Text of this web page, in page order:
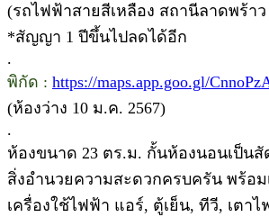
(รถไฟฟ้าสายสีเหลือง สถานีลาดพร้าว
*สัญญา 1 ปีขึ้นไปลดได้อีก
.
พิกัด : https://maps.app.goo.gl/
(ห้องว่าง 10 ม.ค. 2567)
.
ห้องขนาด 23 ตร.ม. กั้นห้องนอนเป็นสั
สิ่งอำนวยความสะดวกครบครัน พร้อม
เครื่องใช้ไฟฟ้า แอร์, ตู้เย็น, ทีวี, เตา